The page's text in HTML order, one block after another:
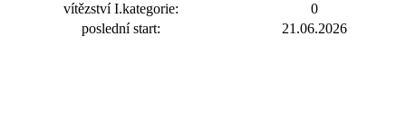
vítězství I.kategorie:
0
poslední start:
21.06.2026